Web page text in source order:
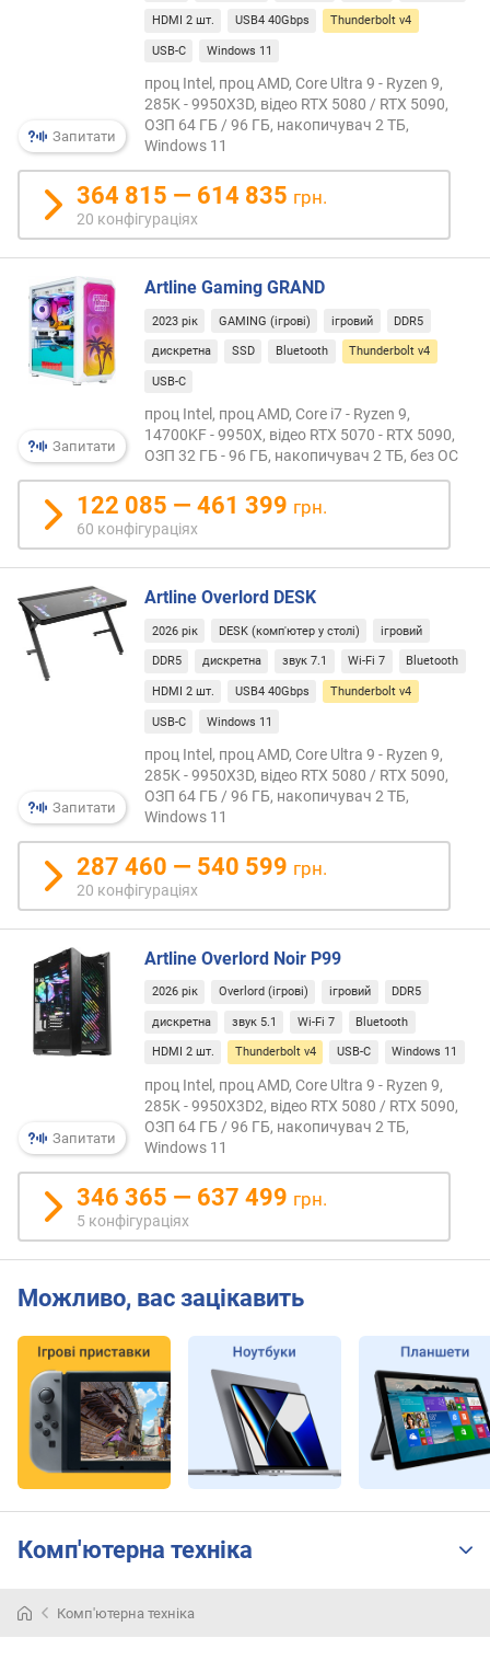
н
а
з
д
а
т
н
і
с
т
ь
і
к
.
с
к
(
/
2
к
і
ь
с
т
ь
я
д
е
і
л
ь
к
і
с
т
о
к
Запитати
HDMI 2 шт. USB4 40Gbps Thunderbolt v4
USB-C Windows 11
проц Intel, проц AMD, Core Ultra 9 - Ryzen 9,
285K - 9950X3D, відео RTX 5080 / RTX 5090,
ОЗП 64 ГБ / 96 ГБ, накопичувач 2 ТБ,
Windows 11
364 815 — 614 835 грн.
20 конфігураціях
Запитати
Artline Gaming GRAND
2023 рік GAMING (ігрові) ігровий DDR5
дискретна SSD Bluetooth Thunderbolt v4
USB-C
проц Intel, проц AMD, Core i7 - Ryzen 9,
14700KF - 9950X, відео RTX 5070 - RTX 5090,
ОЗП 32 ГБ - 96 ГБ, накопичувач 2 ТБ, без ОС
122 085 — 461 399 грн.
60 конфігураціях
Запитати
Artline Overlord DESK
2026 рік DESK (комп'ютер у столі) ігровий
DDR5 дискретна звук 7.1 Wi-Fi 7 Bluetooth
HDMI 2 шт. USB4 40Gbps Thunderbolt v4
USB-C Windows 11
проц Intel, проц AMD, Core Ultra 9 - Ryzen 9,
285K - 9950X3D, відео RTX 5080 / RTX 5090,
ОЗП 64 ГБ / 96 ГБ, накопичувач 2 ТБ,
Windows 11
287 460 — 540 599 грн.
20 конфігураціях
Запитати
Artline Overlord Noir P99
2026 рік Overlord (ігрові) ігровий DDR5
дискретна звук 5.1 Wi-Fi 7 Bluetooth
HDMI 2 шт. Thunderbolt v4 USB-C Windows 11
проц Intel, проц AMD, Core Ultra 9 - Ryzen 9,
285K - 9950X3D2, відео RTX 5080 / RTX 5090,
ОЗП 64 ГБ / 96 ГБ, накопичувач 2 ТБ,
Windows 11
346 365 — 637 499 грн.
5 конфігураціях
Можливо, вас зацікавить
Комп'ютерна техніка
Комп'ютерна техніка